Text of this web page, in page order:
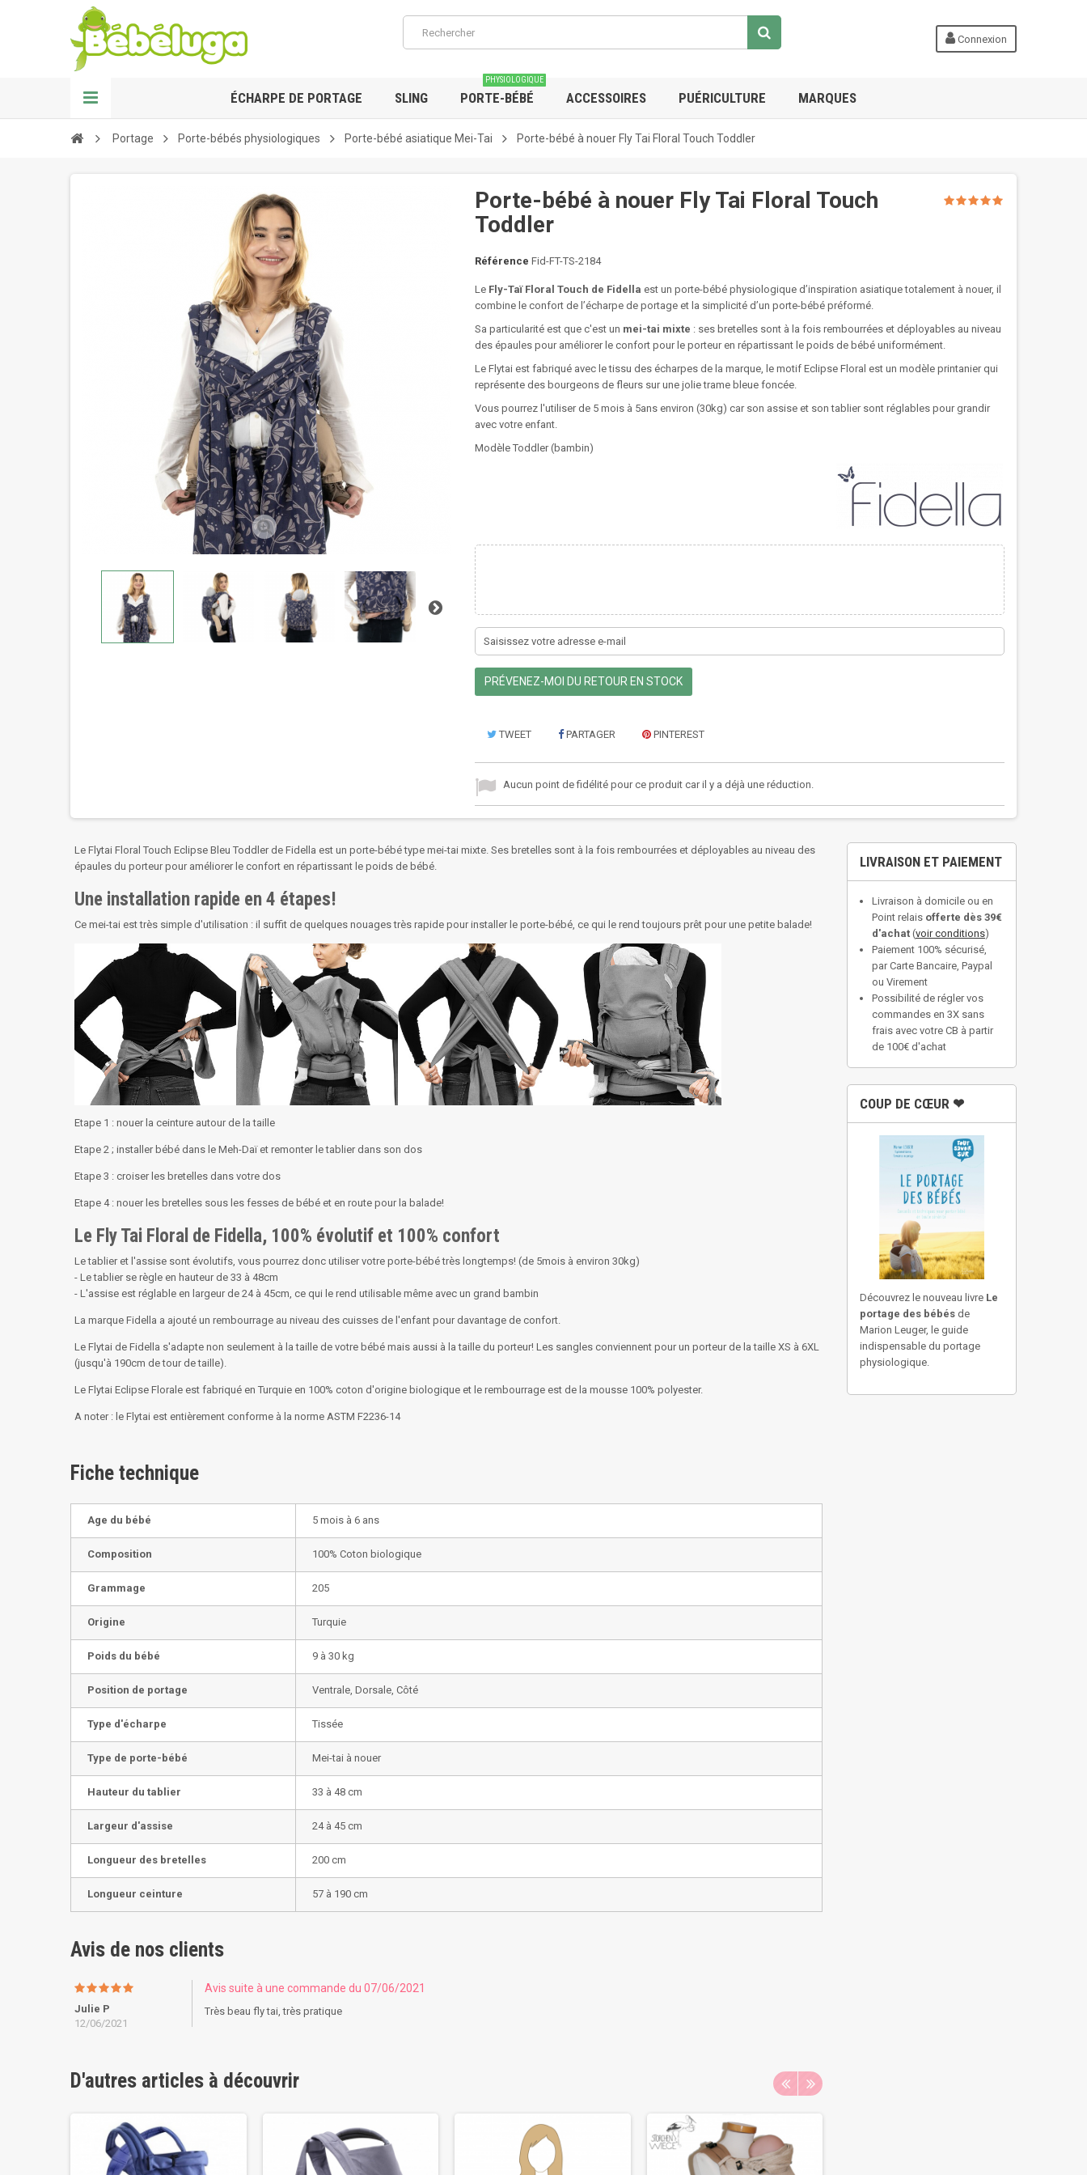
Connexion
ÉCHARPE DE PORTAGE SLING PORTE-BÉBÉ
PHYSIOLOGIQUE
ACCESSOIRES PUÉRICULTURE MARQUES
Portage Porte-bébés physiologiques Porte-bébé asiatique Mei-Tai Porte-bébé à nouer Fly Tai Floral Touch Toddler
Porte-bébé à nouer Fly Tai Floral Touch
Toddler
Référence Fid-FT-TS-2184
Le Fly-Taï Floral Touch de Fidella est un porte-bébé physiologique d’inspiration asiatique totalement à nouer, il
combine le confort de l’écharpe de portage et la simplicité d’un porte-bébé préformé.
Sa particularité est que c'est un mei-tai mixte : ses bretelles sont à la fois rembourrées et déployables au niveau
des épaules pour améliorer le confort pour le porteur en répartissant le poids de bébé uniformément.
Le Flytai est fabriqué avec le tissu des écharpes de la marque, le motif Eclipse Floral est un modèle printanier qui
représente des bourgeons de fleurs sur une jolie trame bleue foncée.
Vous pourrez l'utiliser de 5 mois à 5ans environ (30kg) car son assise et son tablier sont réglables pour grandir
avec votre enfant.
Modèle Toddler (bambin)
PRÉVENEZ-MOI DU RETOUR EN STOCK
TWEET PARTAGER PINTEREST
Aucun point de fidélité pour ce produit car il y a déjà une réduction.
Le Flytai Floral Touch Eclipse Bleu Toddler de Fidella est un porte-bébé type mei-tai mixte. Ses bretelles sont à la fois rembourrées et déployables au niveau des
épaules du porteur pour améliorer le confort en répartissant le poids de bébé.
Une installation rapide en 4 étapes!
Ce mei-tai est très simple d'utilisation : il suffit de quelques nouages très rapide pour installer le porte-bébé, ce qui le rend toujours prêt pour une petite balade!
Etape 1 : nouer la ceinture autour de la taille
Etape 2 ; installer bébé dans le Meh-Daï et remonter le tablier dans son dos
Etape 3 : croiser les bretelles dans votre dos
Etape 4 : nouer les bretelles sous les fesses de bébé et en route pour la balade!
Le Fly Tai Floral de Fidella, 100% évolutif et 100% confort
Le tablier et l'assise sont évolutifs, vous pourrez donc utiliser votre porte-bébé très longtemps! (de 5mois à environ 30kg)
- Le tablier se règle en hauteur de 33 à 48cm
- L'assise est réglable en largeur de 24 à 45cm, ce qui le rend utilisable même avec un grand bambin
La marque Fidella a ajouté un rembourrage au niveau des cuisses de l'enfant pour davantage de confort.
Le Flytai de Fidella s'adapte non seulement à la taille de votre bébé mais aussi à la taille du porteur! Les sangles conviennent pour un porteur de la taille XS à 6XL
(jusqu'à 190cm de tour de taille).
Le Flytai Eclipse Florale est fabriqué en Turquie en 100% coton d'origine biologique et le rembourrage est de la mousse 100% polyester.
A noter : le Flytai est entièrement conforme à la norme ASTM F2236-14
Fiche technique
Age du bébé 5 mois à 6 ans
Composition 100% Coton biologique
Grammage 205
Origine Turquie
Poids du bébé 9 à 30 kg
Position de portage Ventrale, Dorsale, Côté
Type d'écharpe Tissée
Type de porte-bébé Mei-tai à nouer
Hauteur du tablier 33 à 48 cm
Largeur d'assise 24 à 45 cm
Longueur des bretelles 200 cm
Longueur ceinture 57 à 190 cm
Avis de nos clients
Julie P
12/06/2021
Avis suite à une commande du 07/06/2021
Très beau fly tai, très pratique
D'autres articles à découvrir
LIVRAISON ET PAIEMENT
Livraison à domicile ou en
Point relais offerte dès 39€
d'achat (voir conditions)
Paiement 100% sécurisé,
par Carte Bancaire, Paypal
ou Virement
Possibilité de régler vos
commandes en 3X sans
frais avec votre CB à partir
de 100€ d'achat
COUP DE CŒUR ❤
Découvrez le nouveau livre Le
portage des bébés de
Marion Leuger, le guide
indispensable du portage
physiologique.